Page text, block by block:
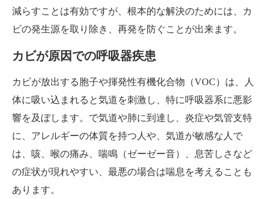
減らすことは有効ですが、根本的な解決のためには、カ
ビの発生源を取り除き、再発を防ぐことが出来ます。
カビが原因での呼吸器疾患
カビが放出する胞子や揮発性有機化合物（VOC）は、人
体に吸い込まれると気道を刺激し、特に呼吸器系に悪影
響を及ぼします。で気道や肺に到達し、炎症や気管支特
に、アレルギーの体質を持つ人や、気道が敏感な人で
は、咳、喉の痛み、喘鳴（ゼーゼー音）、息苦しさなど
の症状が現れやすい、最悪の場合は喘息を考えることも
あります。